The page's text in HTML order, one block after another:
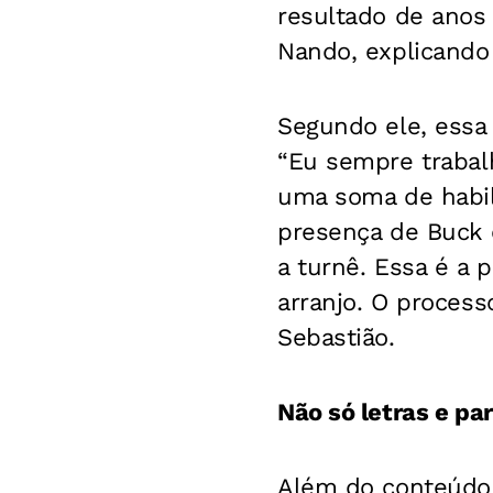
resultado de
Nando,
Segundo ele,
“Eu sempre
uma soma de
presença de
a turnê. Essa é a
arranjo. O
Sebastião.
Não só letras e
Além do